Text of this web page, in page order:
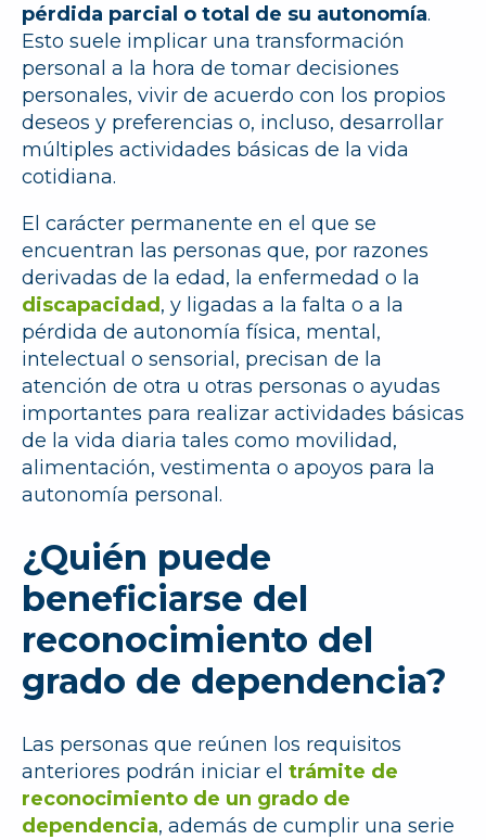
pérdida parcial o total de su autonomía.
Esto suele implicar una transformación
personal a la hora de tomar decisiones
personales, vivir de acuerdo con los propios
deseos y preferencias o, incluso, desarrollar
múltiples actividades básicas de la vida
cotidiana.
El carácter permanente en el que se
encuentran las personas que, por razones
derivadas de la edad, la enfermedad o la
discapacidad , y ligadas a la falta o a la
pérdida de autonomía física, mental,
intelectual o sensorial, precisan de la
atención de otra u otras personas o ayudas
importantes para realizar actividades básicas
de la vida diaria tales como movilidad,
alimentación, vestimenta o apoyos para la
autonomía personal.
¿Quién puede
beneficiarse del
reconocimiento del
grado de dependencia?
Las personas que reúnen los requisitos
anteriores podrán iniciar el trámite de
reconocimiento de un grado de
dependencia, además de cumplir una serie